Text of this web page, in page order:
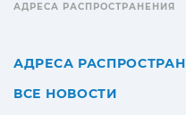
АДРЕСА РАСПРОСТРАНЕНИЯ
АДРЕСА
ВСЕ НОВОСТИ